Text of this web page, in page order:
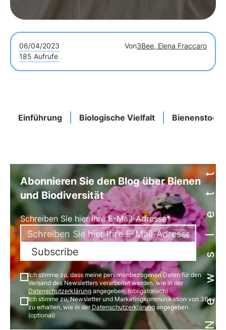
06/04/2023 Von3Bee, Elena Fraccaro
185 Aufrufe
Einführung Biologische Vielfalt Bienenstock
Newsletter
Abonnieren Sie den Blog über Bienen
und Biodiversität
Schreiben Sie hier Ihre E-Mail-Adresse*
Subscribe
Ich stimme zu, dass meine personenbezogenen Daten für den
Versand des Newsletters verarbeitet werden, wie in der
Datenschutzerklärung angegeben. (obligatorisch)
Ich stimme zu, Newsletter und Marketingkommunikation von 3Bee
zu erhalten, wie in derDatenschutzerklärungangegeben.
(optional)